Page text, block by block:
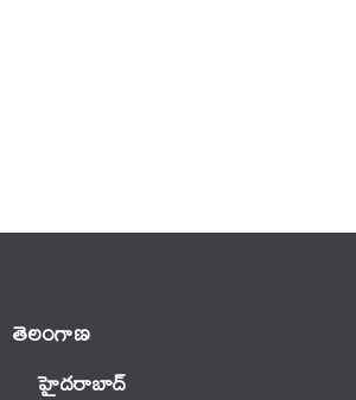
తెలంగాణ‌
హైదరాబాద్